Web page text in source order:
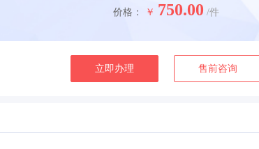
价格： ￥ 750.00 /件
立即办理 售前咨询